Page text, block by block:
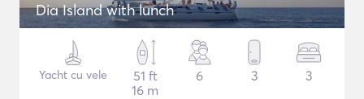
Dia Island with lunch
Yacht cu vele
51 ft
16 m
6 3 3